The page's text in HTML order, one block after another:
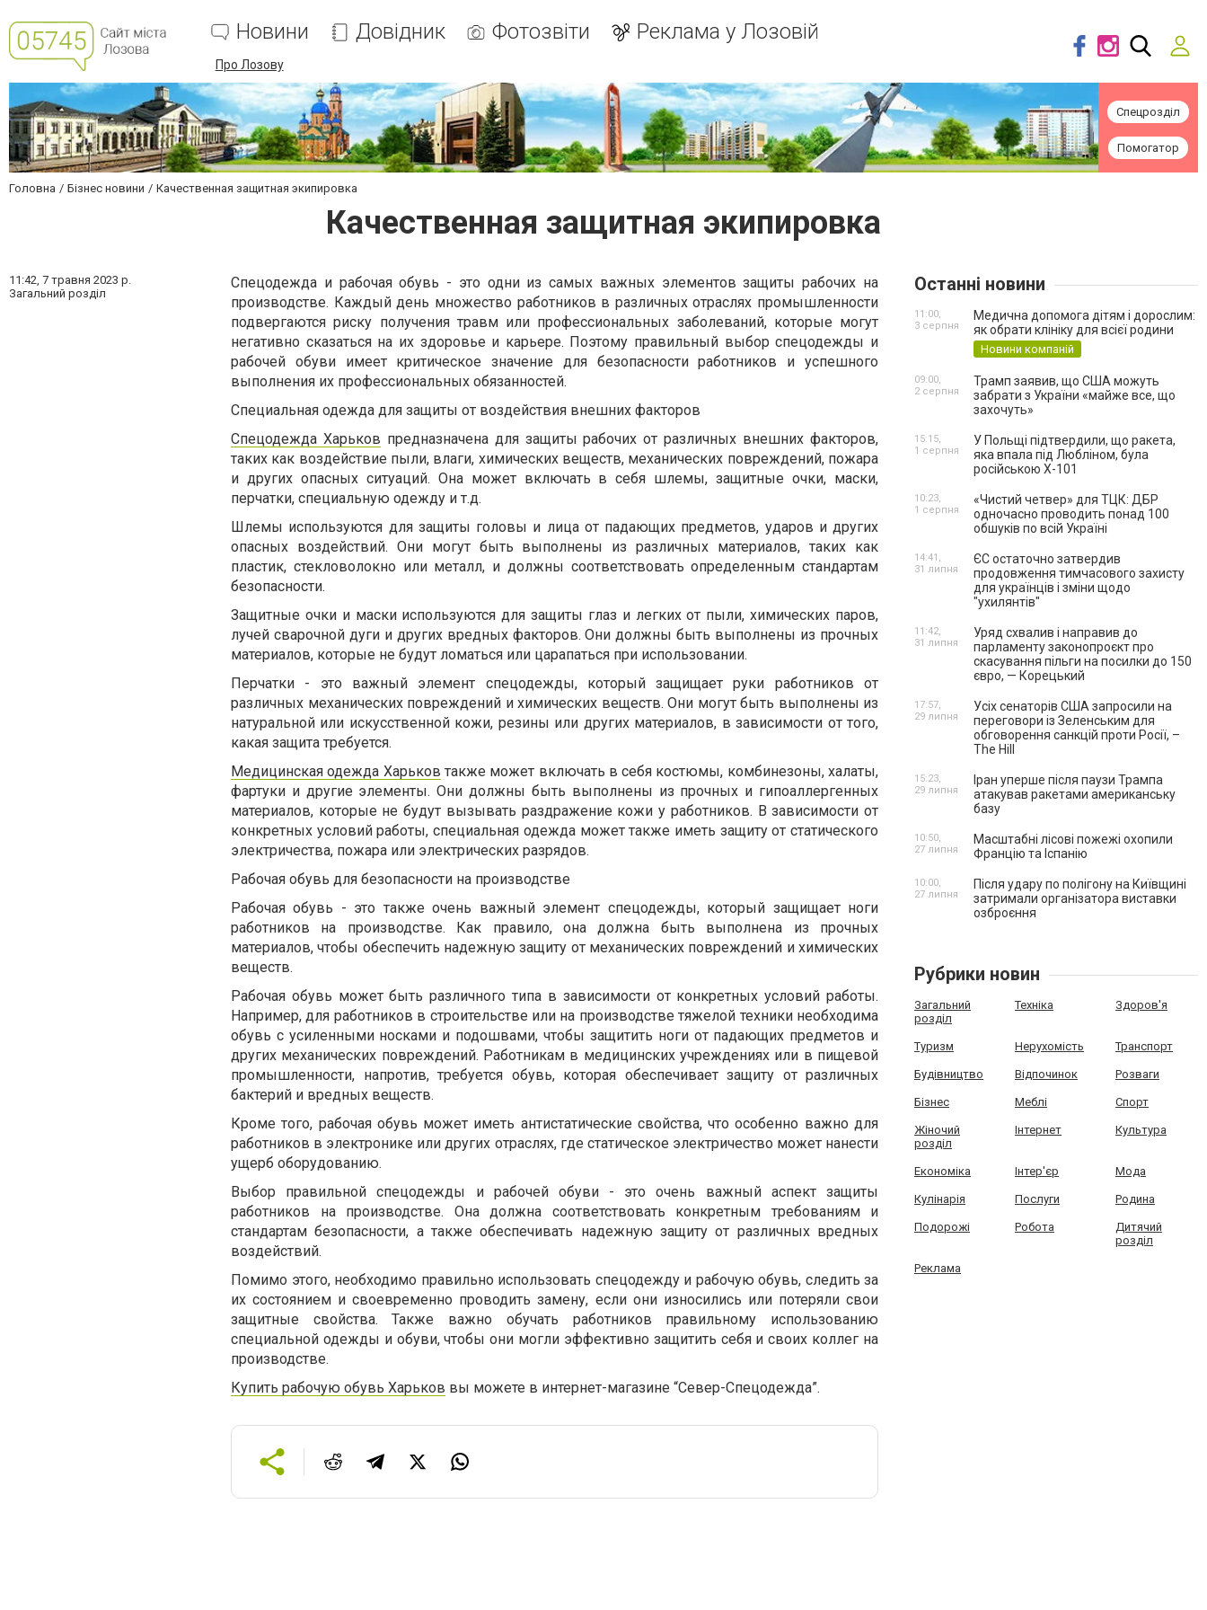
Новини Довідник Фотозвіти Реклама у Лозовій
Про Лозову
Спецрозділ
Помогатор
Головна Бізнес новини Качественная защитная экипировка
Качественная защитная экипировка
11:42, 7 травня 2023 р.
Загальний розділ
Спецодежда и рабочая обувь - это одни из самых важных элементов защиты рабочих на
производстве. Каждый день множество работников в различных отраслях промышленности
подвергаются риску получения травм или профессиональных заболеваний, которые могут
негативно сказаться на их здоровье и карьере. Поэтому правильный выбор спецодежды и
рабочей обуви имеет критическое значение для безопасности работников и успешного
выполнения их профессиональных обязанностей.
Специальная одежда для защиты от воздействия внешних факторов
Спецодежда Харьков предназначена для защиты рабочих от различных внешних факторов,
таких как воздействие пыли, влаги, химических веществ, механических повреждений, пожара
и других опасных ситуаций. Она может включать в себя шлемы, защитные очки, маски,
перчатки, специальную одежду и т.д.
Шлемы используются для защиты головы и лица от падающих предметов, ударов и других
опасных воздействий. Они могут быть выполнены из различных материалов, таких как
пластик, стекловолокно или металл, и должны соответствовать определенным стандартам
безопасности.
Защитные очки и маски используются для защиты глаз и легких от пыли, химических паров,
лучей сварочной дуги и других вредных факторов. Они должны быть выполнены из прочных
материалов, которые не будут ломаться или царапаться при использовании.
Перчатки - это важный элемент спецодежды, который защищает руки работников от
различных механических повреждений и химических веществ. Они могут быть выполнены из
натуральной или искусственной кожи, резины или других материалов, в зависимости от того,
какая защита требуется.
Медицинская одежда Харьков также может включать в себя костюмы, комбинезоны, халаты,
фартуки и другие элементы. Они должны быть выполнены из прочных и гипоаллергенных
материалов, которые не будут вызывать раздражение кожи у работников. В зависимости от
конкретных условий работы, специальная одежда может также иметь защиту от статического
электричества, пожара или электрических разрядов.
Рабочая обувь для безопасности на производстве
Рабочая обувь - это также очень важный элемент спецодежды, который защищает ноги
работников на производстве. Как правило, она должна быть выполнена из прочных
материалов, чтобы обеспечить надежную защиту от механических повреждений и химических
веществ.
Рабочая обувь может быть различного типа в зависимости от конкретных условий работы.
Например, для работников в строительстве или на производстве тяжелой техники необходима
обувь с усиленными носками и подошвами, чтобы защитить ноги от падающих предметов и
других механических повреждений. Работникам в медицинских учреждениях или в пищевой
промышленности, напротив, требуется обувь, которая обеспечивает защиту от различных
бактерий и вредных веществ.
Кроме того, рабочая обувь может иметь антистатические свойства, что особенно важно для
работников в электронике или других отраслях, где статическое электричество может нанести
ущерб оборудованию.
Выбор правильной спецодежды и рабочей обуви - это очень важный аспект защиты
работников на производстве. Она должна соответствовать конкретным требованиям и
стандартам безопасности, а также обеспечивать надежную защиту от различных вредных
воздействий.
Помимо этого, необходимо правильно использовать спецодежду и рабочую обувь, следить за
их состоянием и своевременно проводить замену, если они износились или потеряли свои
защитные свойства. Также важно обучать работников правильному использованию
специальной одежды и обуви, чтобы они могли эффективно защитить себя и своих коллег на
производстве.
Купить рабочую обувь Харьков вы можете в интернет-магазине “Север-Спецодежда”.
Останні новини
Медична допомога дітям і дорослим:
як обрати клініку для всієї родини
Новини компаній
11:00,
3 серпня
Трамп заявив, що США можуть
забрати з України «майже все, що
захочуть»
09:00,
2 серпня
У Польщі підтвердили, що ракета,
яка впала під Любліном, була
російською Х-101
15:15,
1 серпня
«Чистий четвер» для ТЦК: ДБР
одночасно проводить понад 100
обшуків по всій Україні
10:23,
1 серпня
ЄС остаточно затвердив
продовження тимчасового захисту
для українців і зміни щодо
"ухилянтів"
14:41,
31 липня
Уряд схвалив і направив до
парламенту законопроєкт про
скасування пільги на посилки до 150
євро, — Корецький
11:42,
31 липня
Усіх сенаторів США запросили на
переговори із Зеленським для
обговорення санкцій проти Росії, –
The Hill
17:57,
29 липня
Іран уперше після паузи Трампа
атакував ракетами американську
базу
15:23,
29 липня
Масштабні лісові пожежі охопили
Францію та Іспанію
10:50,
27 липня
Після удару по полігону на Київщині
затримали організатора виставки
озброєння
10:00,
27 липня
Рубрики новин
Загальний
розділ
Техніка Здоров'я
Туризм Нерухомість Транспорт
Будівництво Відпочинок Розваги
Бізнес Меблі Спорт
Жіночий
розділ
Інтернет Культура
Економіка Інтер'єр Мода
Кулінарія Послуги Родина
Подорожі Робота
Дитячий
розділ
Реклама